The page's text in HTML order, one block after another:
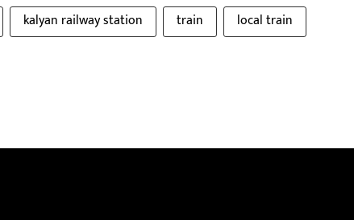
kalyan railway station train
local train